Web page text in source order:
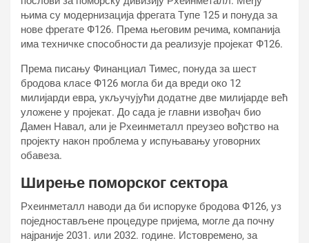
њима су модернизација фрегата Тyпе 125 и понуда за
нове фрегате Ф126. Према његовим речима, компанија
има техничке способности да реализује пројекат Ф126.
Према писању Финанциал Тимес, понуда за шест
бродова класе Ф126 могла би да вреди око 12
милијарди евра, укључујући додатне две милијарде већ
уложене у пројекат. До сада је главни извођач био
Дамен Навал, али је Рхеинметалл преузео вођство на
пројекту након проблема у испуњавању уговорних
обавеза.
Ширење поморског сектора
Рхеинметалл наводи да би испоруке бродова Ф126, уз
поједностављене процедуре пријема, могле да почну
најраније 2031. или 2032. године. Истовремено, за